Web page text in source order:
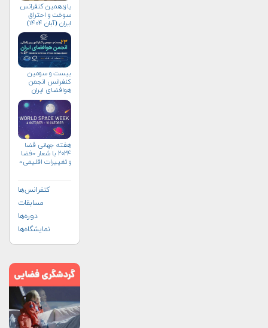
یازدهمین کنفرانس
سوخت و احتراق
ایران (آبان‌ ۱۴۰۴)
بیست و سومین
کنفرانس انجمن
هوافضای ايران
هفته جهانی فضا
۲۰۲۴ با شعار «فضا
و تغییرات اقلیمی»
کنفرانس‌ها
مسابقات
دوره‌ها
نمایشگاه‌ها